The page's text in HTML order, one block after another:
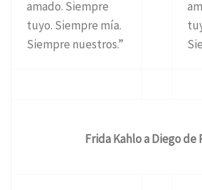
amado. Siempre
tuyo. Siempre mía.
Siempre nuestros.”
Frida Kahlo a Diego de